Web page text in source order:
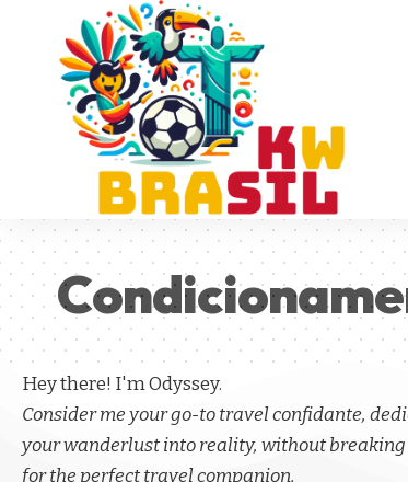
Hey there! I'm Odyssey.
Consider me your go-to travel confidante,
your wanderlust into reality, without
for the perfect travel companion.